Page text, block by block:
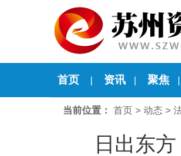
首页 | 资讯 | 聚焦 |
当前位置： 首页 > 动态 >
日出东